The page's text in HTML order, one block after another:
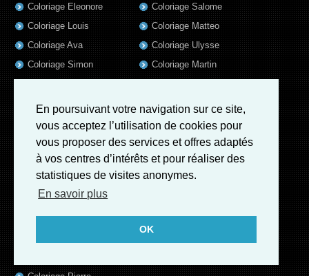
En poursuivant votre navigation sur ce site,
vous acceptez l’utilisation de cookies pour
vous proposer des services et offres adaptés
à vos centres d’intérêts et pour réaliser des
statistiques de visites anonymes.
En savoir plus
OK
Coloriage Eleonore
Coloriage Louis
Coloriage Ava
Coloriage Simon
Coloriage Lina
Coloriage Nina
Coloriage Arthur
Coloriage Noe
Coloriage William
Coloriage Salome
Coloriage Matteo
Coloriage Ulysse
Coloriage Martin
Coloriage Heloïse
Coloriage Felix
Coloriage Rayan
Coloriage Iris
Coloriage Ambre
Coloriage Charles
Coloriage Oscar